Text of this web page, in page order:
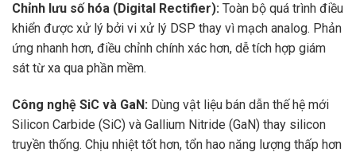
Chỉnh lưu số hóa (Digital Rectifier): Toàn bộ quá trình điều
khiển được xử lý bởi vi xử lý DSP thay vì mạch analog. Phản
ứng nhanh hơn, điều chỉnh chính xác hơn, dễ tích hợp giám
sát từ xa qua phần mềm.
Công nghệ SiC và GaN: Dùng vật liệu bán dẫn thế hệ mới
Silicon Carbide (SiC) và Gallium Nitride (GaN) thay silicon
truyền thống. Chịu nhiệt tốt hơn, tổn hao năng lượng thấp hơn